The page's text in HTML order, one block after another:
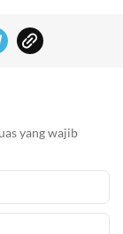
yang wajib